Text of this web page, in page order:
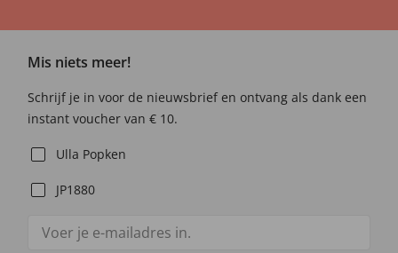
Mis niets meer!
Schrijf je in voor de nieuwsbrief en ontvang als dank een
instant voucher van € 10.
Ulla Popken
JP1880